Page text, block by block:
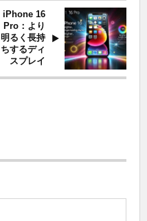
iPhone 16
Pro：より
明るく長持
ちするディ
スプレイ